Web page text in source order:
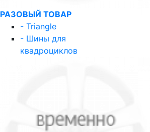
РАЗОВЫЙ ТОВАР
- Triangle
- Шины для
квадроциклов